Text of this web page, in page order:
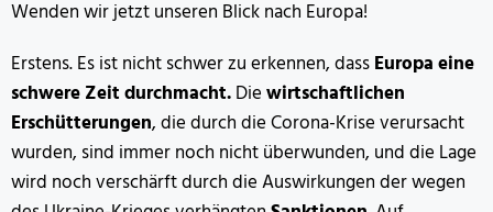
Wenden wir jetzt unseren Blick nach Europa!
Erstens. Es ist nicht schwer zu erkennen, dassEuropa eine
schwere Zeit durchmacht.Diewirtschaftlichen
Erschütterungen, die durch die Corona-Krise verursacht
wurden, sind immer noch nicht überwunden, und die Lage
wird noch verschärft durch die Auswirkungen der wegen